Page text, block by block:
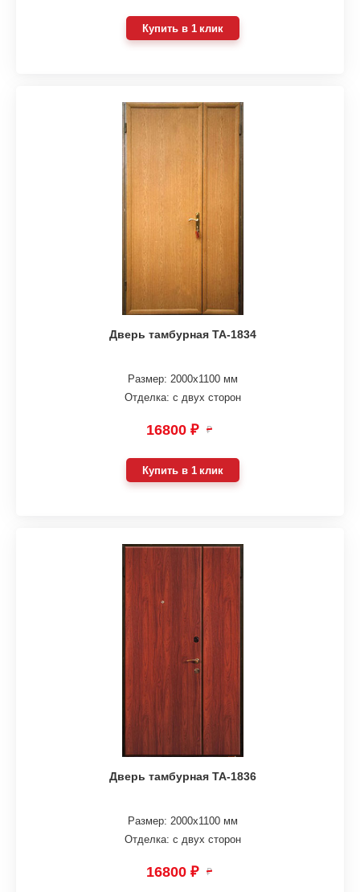
Купить в 1 клик
Дверь тамбурная ТА-1834
Размер: 2000х1100 мм
Отделка: с двух сторон
16800 ₽ ₽
Купить в 1 клик
Дверь тамбурная ТА-1836
Размер: 2000х1100 мм
Отделка: с двух сторон
16800 ₽ ₽